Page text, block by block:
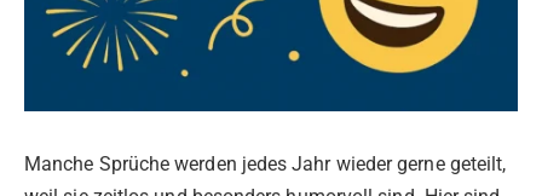
Manche Sprüche werden jedes Jahr wieder gerne geteilt,